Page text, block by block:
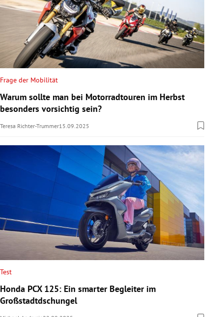
Frage der Mobilität
Warum sollte man bei Motorradtouren im Herbst
besonders vorsichtig sein?
Teresa Richter-Trummer15.09.2025
Test
Honda PCX 125: Ein smarter Begleiter im
Großstadtdschungel